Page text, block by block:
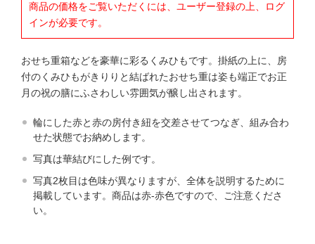
商品の価格をご覧いただくには、ユーザー登録の上、ログ
インが必要です。
おせち重箱などを豪華に彩るくみひもです。掛紙の上に、房
付のくみひもがきりりと結ばれたおせち重は姿も端正でお正
月の祝の膳にふさわしい雰囲気が醸し出されます。
輪にした赤と赤の房付き紐を交差させてつなぎ、組み合わ
せた状態でお納めします。
写真は華結びにした例です。
写真2枚目は色味が異なりますが、全体を説明するために
掲載しています。商品は赤-赤色ですので、ご注意くださ
い。